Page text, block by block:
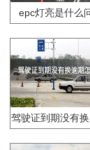
epc灯亮是什么
驾驶证到期没有